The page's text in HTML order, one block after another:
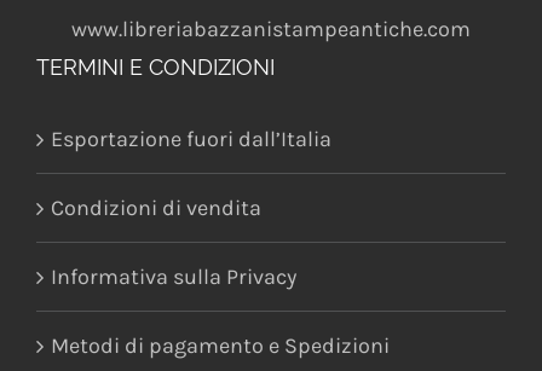
www.libreriabazzanistampeantiche.com
TERMINI E CONDIZIONI
Esportazione fuori dall’Italia
Condizioni di vendita
Informativa sulla Privacy
Metodi di pagamento e Spedizioni